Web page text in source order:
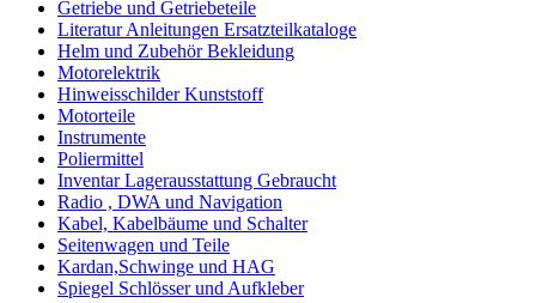
Getriebe und Getriebeteile
Literatur Anleitungen Ersatzteilkataloge
Helm und Zubehör Bekleidung
Motorelektrik
Hinweisschilder Kunststoff
Motorteile
Instrumente
Poliermittel
Inventar Lagerausstattung Gebraucht
Radio , DWA und Navigation
Kabel, Kabelbäume und Schalter
Seitenwagen und Teile
Kardan,Schwinge und HAG
Spiegel Schlösser und Aufkleber